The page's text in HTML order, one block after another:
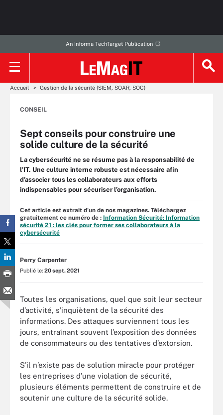
An Informa TechTarget Publication
Accueil Gestion de la sécurité (SIEM, SOAR, SOC)
CONSEIL
Sept conseils pour construire une
solide culture de la sécurité
La cybersécurité ne se résume pas à la responsabilité de
l’IT. Une culture interne robuste est nécessaire afin
d’associer tous les collaborateurs aux efforts
indispensables pour sécuriser l’organisation.
Cet article est extrait d'un de nos magazines. Téléchargez
gratuitement ce numéro de : Information Sécurité: Information
sécurité 21 : les clés pour former ses collaborateurs à la
cybersécurité
Perry Carpenter
Publié le: 20 sept. 2021
Toutes les organisations, quel que soit leur secteur
d’activité, s’inquiètent de la sécurité des
informations. Des attaques surviennent tous les
jours, entraînant souvent l’exposition des données
de consommateurs ou des tentatives d’extorsion.
S’il n’existe pas de solution miracle pour protéger
les entreprises d’une violation de sécurité,
plusieurs éléments permettent de construire et de
soutenir une culture de la sécurité solide.